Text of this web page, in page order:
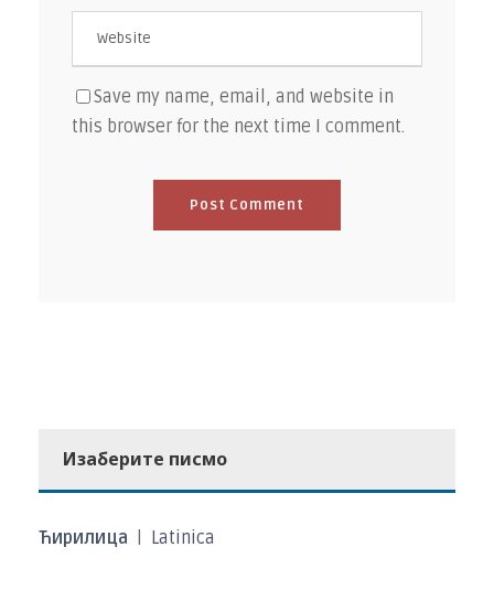
Save my name, email, and website in
this browser for the next time I comment.
Изаберите писмо
Ћирилица Latinica